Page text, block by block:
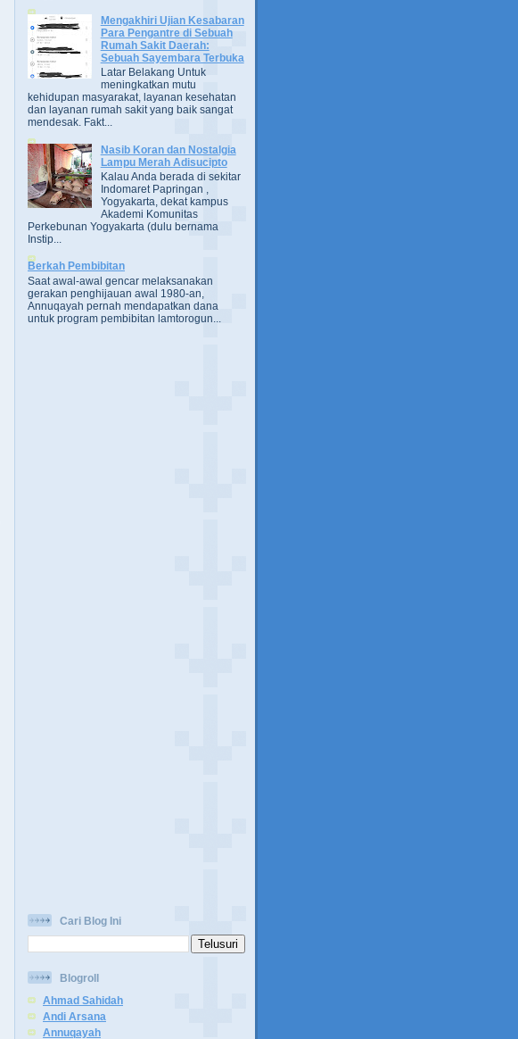
Mengakhiri Ujian Kesabaran
Para Pengantre di Sebuah
Rumah Sakit Daerah:
Sebuah Sayembara Terbuka
Latar Belakang Untuk
meningkatkan mutu
kehidupan masyarakat, layanan kesehatan
dan layanan rumah sakit yang baik sangat
mendesak. Fakt...
Nasib Koran dan Nostalgia
Lampu Merah Adisucipto
Kalau Anda berada di sekitar
Indomaret Papringan ,
Yogyakarta, dekat kampus
Akademi Komunitas
Perkebunan Yogyakarta (dulu bernama
Instip...
Berkah Pembibitan
Saat awal-awal gencar melaksanakan
gerakan penghijauan awal 1980-an,
Annuqayah pernah mendapatkan dana
untuk program pembibitan lamtorogun...
Cari Blog Ini
Blogroll
Ahmad Sahidah
Andi Arsana
Annuqayah